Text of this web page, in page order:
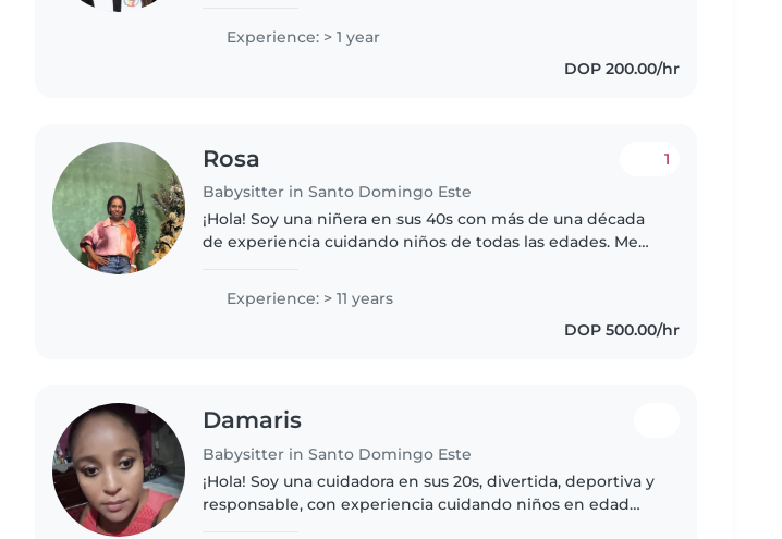
Experience: > 1 year
DOP 200.00/hr
Rosa
Babysitter in Santo Domingo Este
1
¡Hola! Soy una niñera en sus 40s con más de una década
de experiencia cuidando niños de todas las edades. Me
puedo cocinar deliciosas..
Experience: > 11 years
DOP 500.00/hr
Damaris
Babysitter in Santo Domingo Este
¡Hola! Soy una cuidadora en sus 20s, divertida, deportiva y
responsable, con experiencia cuidando niños en edad